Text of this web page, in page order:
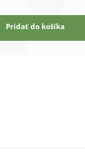
Pridať do košíka